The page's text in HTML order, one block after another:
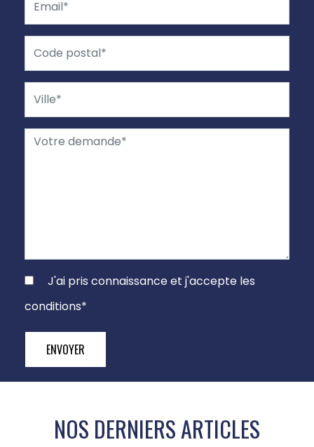
J'ai pris connaissance et j'accepte les
conditions*
ENVOYER
NOS DERNIERS ARTICLES